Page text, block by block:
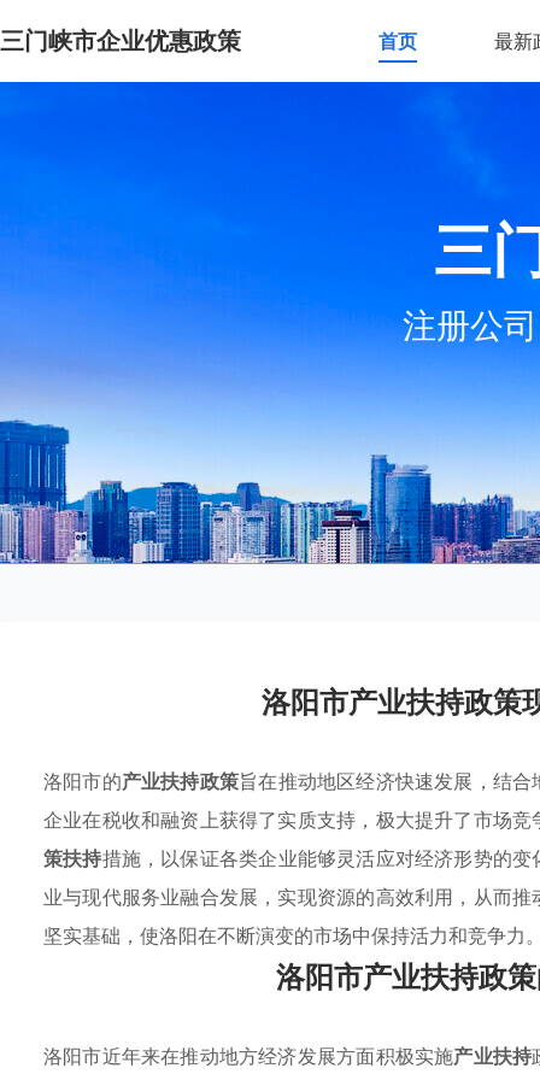
三门峡市企业优惠政策 首页 最新
三
注册公
洛阳市产业扶持政策
洛阳市的产业扶持政策旨在推动地区经济快速发展，结
企业在税收和融资上获得了实质支持，极大提升了市场
策扶持措施，以保证各类企业能够灵活应对经济形势的
业与现代服务业融合发展，实现资源的高效利用，从而
坚实基础，使洛阳在不断演变的市场中保持活力和竞争力
洛阳市产业扶持政
洛阳市近年来在推动地方经济发展方面积极实施产业扶持